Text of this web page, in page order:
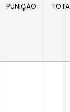
PUNIÇÃO